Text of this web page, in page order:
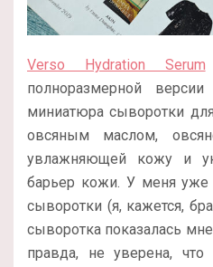
Verso Hydration Serum
полноразмерной версии
миниатюра сыворотки
овсяным маслом,
увлажняющей кожу и
барьер кожи. У меня уже
сыворотки (я, кажется,
сыворотка показалась
правда, не уверена,